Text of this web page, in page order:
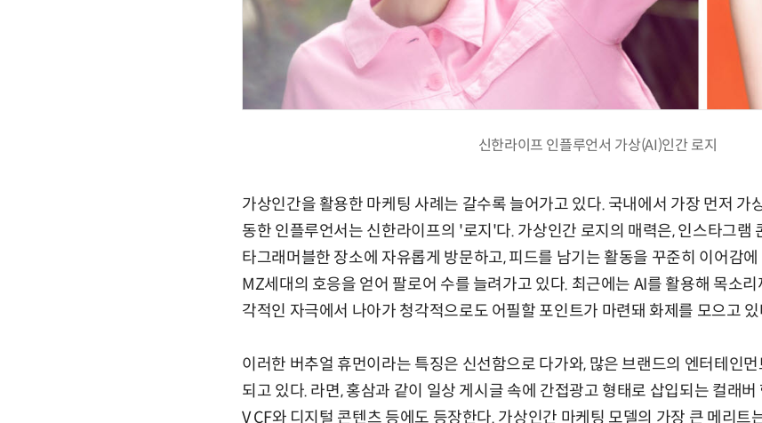
신한라이프 인플루언서 가상(AI)인간 로지
가상인간을 활용한 마케팅 사례는 갈수록 늘어가고 있다. 국내에서 가장 먼저 가
동한 인플루언서는 신한라이프의 '로지'다. 가상인간 로지의 매력은, 인스타그램
타그래머블한 장소에 자유롭게 방문하고, 피드를 남기는 활동을 꾸준히 이어감
MZ세대의 호응을 얻어 팔로어 수를 늘려가고 있다. 최근에는 AI를 활용해 목소리
각적인 자극에서 나아가 청각적으로도 어필할 포인트가 마련돼 화제를 모으고
이러한 버추얼 휴먼이라는 특징은 신선함으로 다가와, 많은 브랜드의 엔터테인
되고 있다. 라면, 홍삼과 같이 일상 게시글 속에 간접광고 형태로 삽입되는 컬래
V CF와 디지털 콘텐츠 등에도 등장한다. 가상인간 마케팅 모델의 가장 큰 메리트